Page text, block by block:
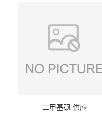
二甲基砜 供应